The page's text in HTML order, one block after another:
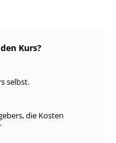
Kurs?
selbst.
die Kosten